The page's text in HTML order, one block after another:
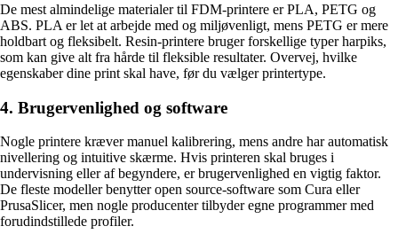
De mest almindelige materialer til FDM-printere er PLA, PETG og
ABS. PLA er let at arbejde med og miljøvenligt, mens PETG er mere
holdbart og fleksibelt. Resin-printere bruger forskellige typer harpiks,
som kan give alt fra hårde til fleksible resultater. Overvej, hvilke
egenskaber dine print skal have, før du vælger printertype.
4. Brugervenlighed og software
Nogle printere kræver manuel kalibrering, mens andre har automatisk
nivellering og intuitive skærme. Hvis printeren skal bruges i
undervisning eller af begyndere, er brugervenlighed en vigtig faktor.
De fleste modeller benytter open source-software som Cura eller
PrusaSlicer, men nogle producenter tilbyder egne programmer med
forudindstillede profiler.